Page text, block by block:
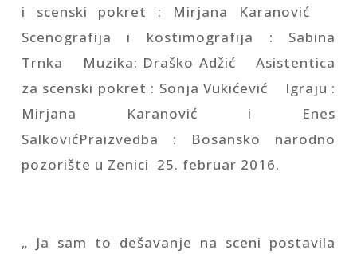
i scenski pokret : Mirjana Karanović
Scenografija i kostimografija : Sabina
Trnka Muzika: Draško Adžić Asistentica
za scenski pokret : Sonja Vukićević Igraju :
Mirjana Karanović i Enes
SalkovićPraizvedba : Bosansko narodno
pozorište u Zenici 25. februar 2016.
„ Ja sam to dešavanje na sceni postavila